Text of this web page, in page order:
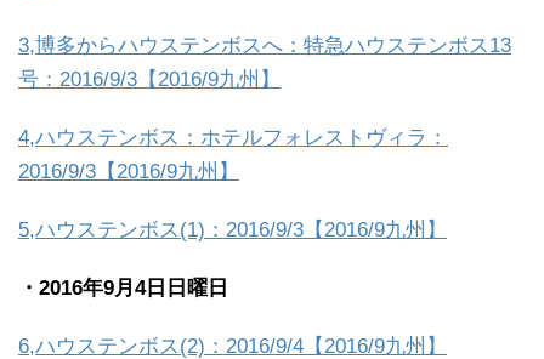
3,博多からハウステンボスへ：特急ハウステンボス13
号：2016/9/3【2016/9九州】
4,ハウステンボス：ホテルフォレストヴィラ：
2016/9/3【2016/9九州】
5,ハウステンボス(1)：2016/9/3【2016/9九州】
・2016年9月4日日曜日
6,ハウステンボス(2)：2016/9/4【2016/9九州】